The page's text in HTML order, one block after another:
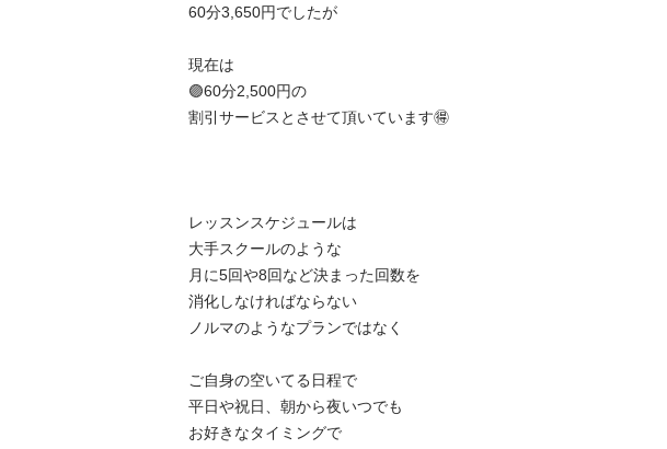
60分3,650円でしたが
現在は
🟣60分2,500円の
割引サービスとさせて頂いています🉐
レッスンスケジュールは
大手スクールのような
月に5回や8回など決まった回数を
消化しなければならない
ノルマのようなプランではなく
ご自身の空いてる日程で
平日や祝日、朝から夜いつでも
お好きなタイミングで